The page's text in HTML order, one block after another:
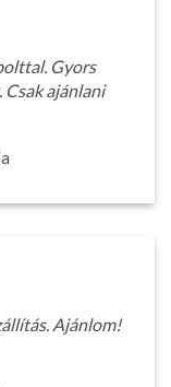
Gyors
Csak ajánlani
Ajánlom!